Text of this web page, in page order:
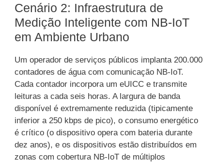
Cenário 2: Infraestrutura de
Medição Inteligente com NB-IoT
em Ambiente Urbano
Um operador de serviços públicos implanta 200.000
contadores de água com comunicação NB-IoT.
Cada contador incorpora um eUICC e transmite
leituras a cada seis horas. A largura de banda
disponível é extremamente reduzida (tipicamente
inferior a 250 kbps de pico), o consumo energético
é crítico (o dispositivo opera com bateria durante
dez anos), e os dispositivos estão distribuídos em
zonas com cobertura NB-IoT de múltiplos